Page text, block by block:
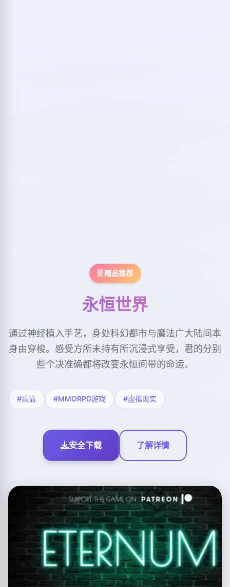
🗄️ 精品推荐
永恒世界
通过神经植入手艺，身处科幻都市与魔法广大陆间本
身由穿梭。感受方所未持有所沉浸式享受，君的分别
些个决准确都将改变永恒间带的命运。
#高清 #MMORPG游戏 #虚拟现实
安全下载 了解详情